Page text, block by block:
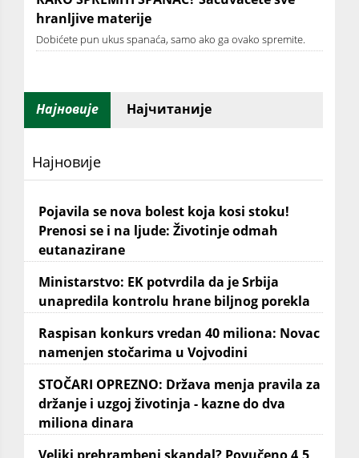
hranljive materije
Dobićete pun ukus spanaća, samo ako ga ovako spremite.
Најновије Најчитаније
Најновије
Pojavila se nova bolest koja kosi stoku!
Prenosi se i na ljude: Životinje odmah
eutanazirane
Ministarstvo: EK potvrdila da je Srbija
unapredila kontrolu hrane biljnog porekla
Raspisan konkurs vredan 40 miliona: Novac
namenjen stočarima u Vojvodini
STOČARI OPREZNO: Država menja pravila za
držanje i uzgoj životinja - kazne do dva
miliona dinara